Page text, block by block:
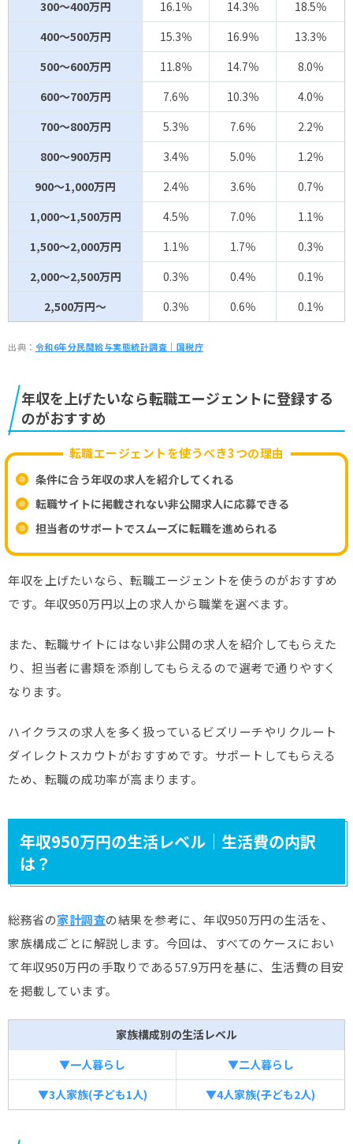
300～400万円
16.1％ 14.3％
18.5％
400～500万円
15.3％ 16.9％
13.3％
500～600万円
11.8％ 14.7％
8.0％
600～700万円
7.6％ 10.3％
4.0％
700～800万円
5.3％ 7.6％
2.2％
800～900万円
3.4％ 5.0％
1.2％
900～1,000万円
2.4％ 3.6％
0.7％
1,000～1,500万円
4.5％ 7.0％
1.1％
1,500～2,000万円
1.1％ 1.7％
0.3％
2,000～2,500万円
0.3％ 0.4％
0.1％
2,500万円～
0.3％ 0.6％ 0.1％
出典： 令和6年分民間給与実態統計調査｜国税庁
年収を上げたいなら転職エージェントに登録する
のがおすすめ
転職エージェントを使うべき3つの理由
条件に合う年収の求人を紹介してくれる
転職サイトに掲載されない非公開求人に応募できる
担当者のサポートでスムーズに転職を進められる
年収を上げたいなら、転職エージェントを使うのがおすすめ
です。年収950万円以上の求人から職業を選べます。
また、転職サイトにはない非公開の求人を紹介してもらえた
り、担当者に書類を添削してもらえるので選考で通りやすく
なります。
ハイクラスの求人を多く扱っているビズリーチやリクルート
ダイレクトスカウトがおすすめです。サポートしてもらえる
ため、転職の成功率が高まります。
年収950万円の生活レベル｜生活費の内訳
は？
総務省の家計調査の結果を参考に、年収950万円の生活を、
家族構成ごとに解説します。今回は、すべてのケースにおい
て年収950万円の手取りである57.9万円を基に、生活費の目安
を掲載しています。
家族構成別の生活レベル
▼一人暮らし
▼二人暮らし
▼3人家族(子ども1人)
▼4人家族(子ども2人)